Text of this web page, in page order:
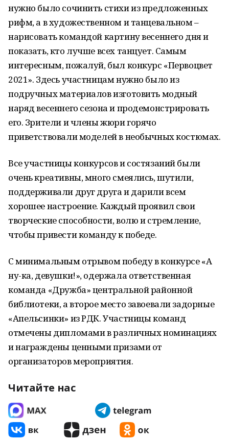
нужно было сочинить стихи из предложенных
рифм, а в художественном и танцевальном –
нарисовать командой картину весеннего дня и
показать, кто лучше всех танцует. Самым
интересным, пожалуй, был конкурс «Первоцвет
2021». Здесь участницам нужно было из
подручных материалов изготовить модный
наряд весеннего сезона и продемонстрировать
его. Зрители и члены жюри горячо
приветствовали моделей в необычных костюмах.
Все участницы конкурсов и состязаний были
очень креативны, много смеялись, шутили,
поддерживали друг друга и дарили всем
хорошее настроение. Каждый проявил свои
творческие способности, волю и стремление,
чтобы привести команду к победе.
С минимальным отрывом победу в конкурсе «А
ну-ка, девушки!», одержала ответственная
команда «Дружба» центральной районной
библиотеки, а второе место завоевали задорные
«Апельсинки» из РДК. Участницы команд
отмечены дипломами в различных номинациях
и награждены ценными призами от
организаторов мероприятия.
Читайте нас